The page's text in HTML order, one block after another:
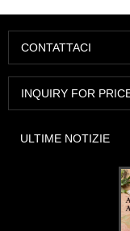
CONTATTACI
INQUIRY FOR
ULTIME NOTIZIE